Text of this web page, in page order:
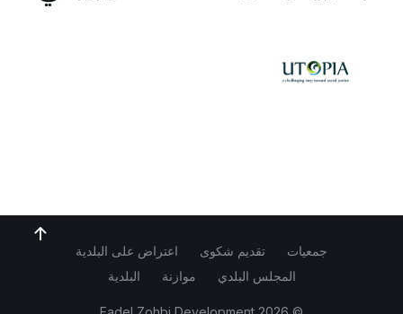
جمعيات تقديم شكوى
اعتراض على البلدية
المجلس البلدي
موازنة البلدية